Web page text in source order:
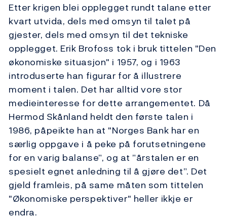
Etter krigen blei opplegget rundt talane etter
kvart utvida, dels med omsyn til talet på
gjester, dels med omsyn til det tekniske
opplegget. Erik Brofoss tok i bruk tittelen "Den
økonomiske situasjon" i 1957, og i 1963
introduserte han figurar for å illustrere
moment i talen. Det har alltid vore stor
medieinteresse for dette arrangementet. Då
Hermod Skånland heldt den første talen i
1986, påpeikte han at "Norges Bank har en
særlig oppgave i å peke på forutsetningene
for en varig balanse”, og at ”årstalen er en
spesielt egnet anledning til å gjøre det”. Det
gjeld framleis, på same måten som tittelen
"Økonomiske perspektiver" heller ikkje er
endra.